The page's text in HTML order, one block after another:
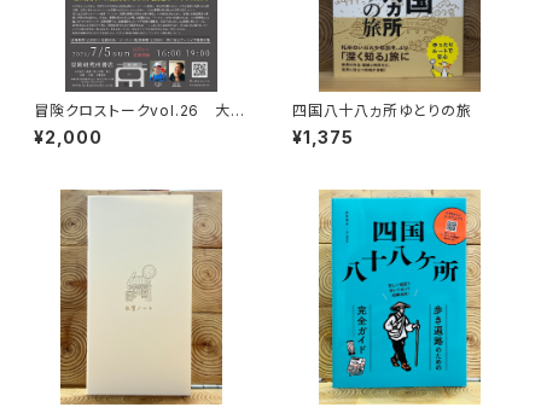
冒険クロストークvol.26 大石
明弘「山に登るのは 宿命か、情
熱か、それとも…」録画視聴権
¥2,000
四国八十八ヵ所ゆとりの旅
¥1,375